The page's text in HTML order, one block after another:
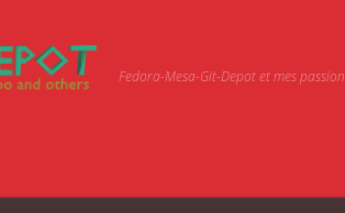
Fedora-Mesa-Git-Depot et mes